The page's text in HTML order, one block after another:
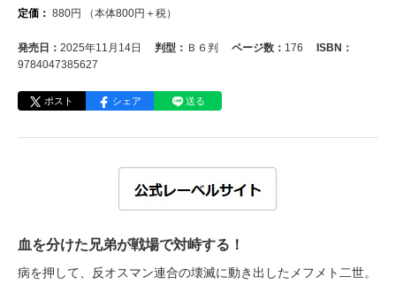
定価： 880円 （本体800円＋税）
発売日： 2025年11月14日 判型： Ｂ６判 ページ数： 176
ISBN：
9784047385627
ポスト シェア 送る
血を分けた兄弟が戦場で対峙する！
病を押して、反オスマン連合の壊滅に動き出したメフメト二世。